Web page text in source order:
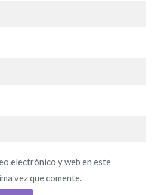
electrónico y web en este
vez que comente.